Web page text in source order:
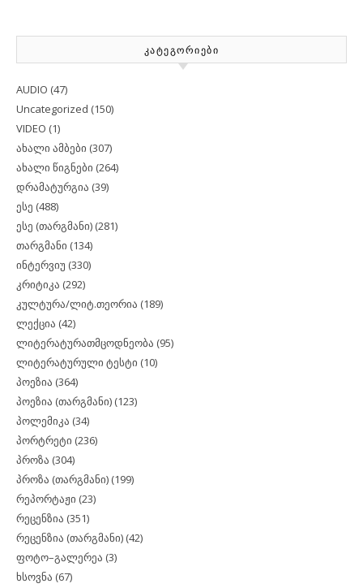
ᲙᲐᲢᲔᲒᲝᲠᲘᲔᲑᲘ
AUDIO (47)
Uncategorized (150)
VIDEO (1)
ახალი ამბები (307)
ახალი წიგნები (264)
დრამატურგია (39)
ესე (488)
ესე (თარგმანი) (281)
თარგმანი (134)
ინტერვიუ (330)
კრიტიკა (292)
კულტურა/ლიტ.თეორია (189)
ლექცია (42)
ლიტერატურათმცოდნეობა (95)
ლიტერატურული ტესტი (10)
პოეზია (364)
პოეზია (თარგმანი) (123)
პოლემიკა (34)
პორტრეტი (236)
პროზა (304)
პროზა (თარგმანი) (199)
რეპორტაჟი (23)
რეცენზია (351)
რეცენზია (თარგმანი) (42)
ფოტო–გალერეა (3)
ხსოვნა (67)